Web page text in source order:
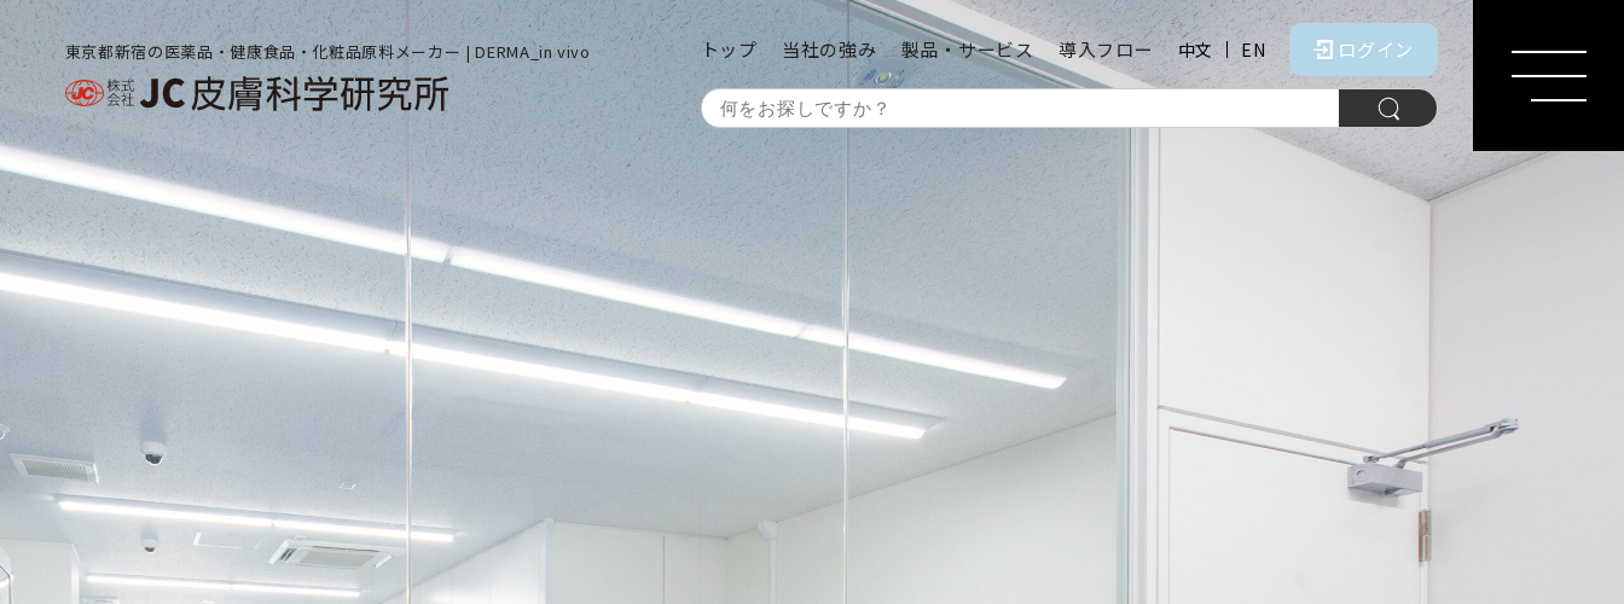
東京都新宿の医薬品・健康食品・化粧品原料メーカー | DERMA_in vivo トップ 当社の強み 製品・サービス 導入フロー 中文 EN ログイン